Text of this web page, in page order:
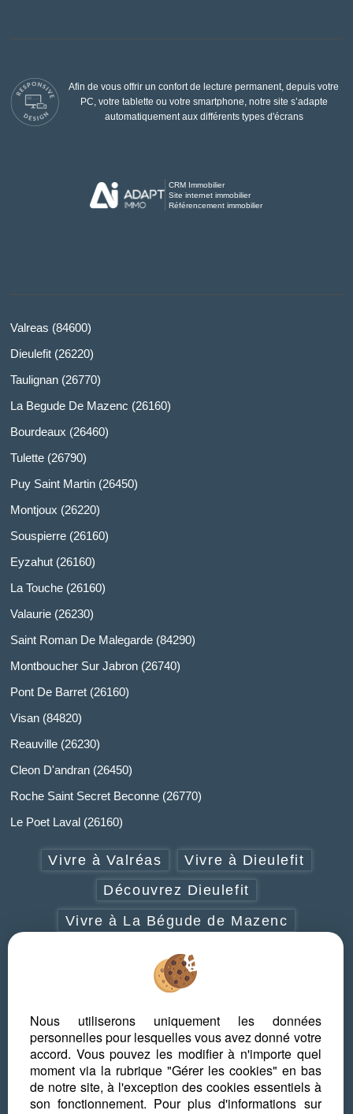
Afin de vous offrir un confort de lecture permanent, depuis votre
PC, votre tablette ou votre smartphone, notre site s’adapte
automatiquement aux différents types d'écrans
CRM Immobilier
Site internet immobilier
Référencement immobilier
Valreas (84600)
Dieulefit (26220)
Taulignan (26770)
La Begude De Mazenc (26160)
Bourdeaux (26460)
Tulette (26790)
Puy Saint Martin (26450)
Montjoux (26220)
Souspierre (26160)
Eyzahut (26160)
La Touche (26160)
Valaurie (26230)
Saint Roman De Malegarde (84290)
Montboucher Sur Jabron (26740)
Pont De Barret (26160)
Visan (84820)
Reauville (26230)
Cleon D'andran (26450)
Roche Saint Secret Beconne (26770)
Le Poet Laval (26160)
Vivre à Valréas
Vivre à Dieulefit
Découvrez Dieulefit
Vivre à La Bégude de Mazenc
Vivre à Grignan-Taulignan
Vivre à Cléon d'Andran
Que faire en Drôme provençale
Les plus beaux villages de la Drôme
provençale
Nous utiliserons uniquement les données
personnelles pour lesquelles vous avez donné votre
accord. Vous pouvez les modifier à n'importe quel
moment via la rubrique "Gérer les cookies" en bas
de notre site, à l'exception des cookies essentiels à
son fonctionnement. Pour plus d'informations sur